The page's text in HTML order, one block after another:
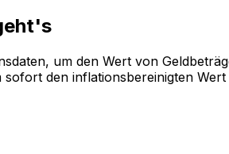
um den Wert von
den inflationsbereinigten